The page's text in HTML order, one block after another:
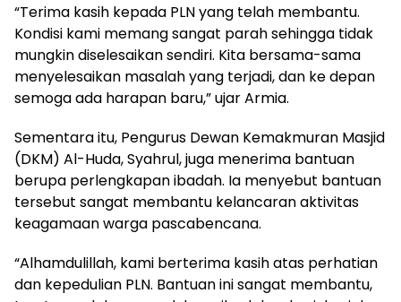
“Terima kasih kepada PLN yang telah membantu.
Kondisi kami memang sangat parah sehingga tidak
mungkin diselesaikan sendiri. Kita bersama-sama
menyelesaikan masalah yang terjadi, dan ke depan
semoga ada harapan baru,” ujar Armia.
Sementara itu, Pengurus Dewan Kemakmuran Masjid
(DKM) Al-Huda, Syahrul, juga menerima bantuan
berupa perlengkapan ibadah. Ia menyebut bantuan
tersebut sangat membantu kelancaran aktivitas
keagamaan warga pascabencana.
“Alhamdulillah, kami berterima kasih atas perhatian
dan kepedulian PLN. Bantuan ini sangat membantu,